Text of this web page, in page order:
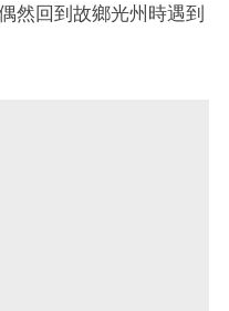
然回到故鄉光州時遇到